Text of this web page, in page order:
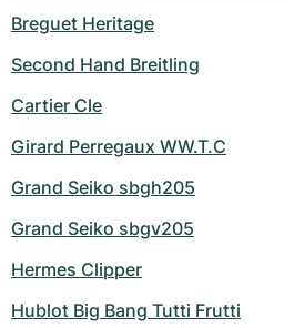
Breguet Heritage
Second Hand Breitling
Cartier Cle
Girard Perregaux WW.T.C
Grand Seiko sbgh205
Grand Seiko sbgv205
Hermes Clipper
Hublot Big Bang Tutti Frutti